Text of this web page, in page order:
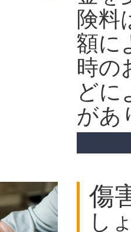
険料
額に
時の
どに
があ
傷
し